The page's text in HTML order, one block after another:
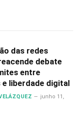
das redes
debate
entre
e liberdade digital
junho 11,